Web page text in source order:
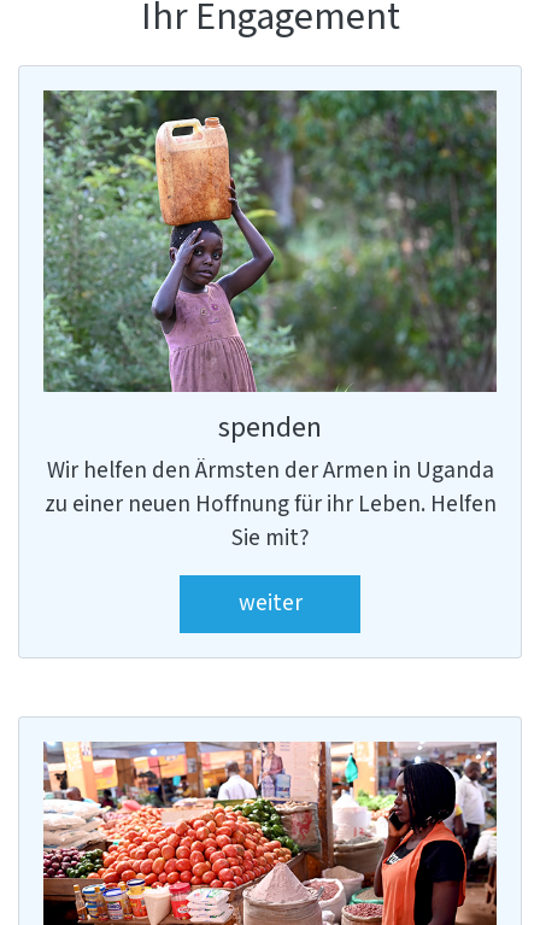
Ihr Engagement
spenden
Wir helfen den Ärmsten der Armen in Uganda
zu einer neuen Hoffnung für ihr Leben. Helfen
Sie mit?
weiter